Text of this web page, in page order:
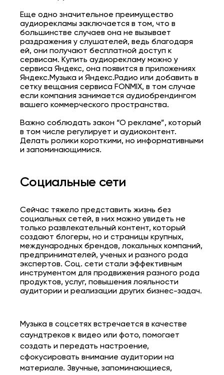
Еще одно значительное преимущество
аудиорекламы заключается в том, что в
большинстве случаев она не вызывает
раздражения у слушателей, ведь благодаря
ей, они получают бесплатной доступ к
сервисам. Купить аудиорекламу можно у
сервиса Яндекс, она появится в приложениях
Яндекс.Музыка и Яндекс.Радио или добавить в
сетку вещания сервиса FONMIX, в том случае
если компания занимается аудиобрендингом
вашего коммерческого пространства.
Важно соблюдать закон “О рекламе”, который
в том числе регулирует и аудиоконтент.
Делать ролики короткими, но информативными
и запоминающимися.
Социальные сети
Сейчас тяжело представить жизнь без
социальных сетей, в них можно увидеть не
только развлекательный контент, который
создают блогеры, но и страницы крупных,
международных брендов, локальных компаний,
предпринимателей, ученых и разного рода
экспертов. Соц. сети стали эффективным
инструментом для продвижения разного рода
продуктов, услуг, повышения лояльности
аудитории и реализации других бизнес-задач.
Музыка в соцсетях встречается в качестве
саундтреков к видео или фото, помогает
создать и передать настроение,
сфокусировать внимание аудитории на
материале. Звучные, запоминающиеся,